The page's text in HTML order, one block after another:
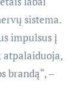
sistema.
impulsus į
atpalaiduoja,
brandą“, –